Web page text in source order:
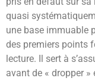
quasi
une base immuable
des premiers points
lecture. Il sert à
avant de « dropper »